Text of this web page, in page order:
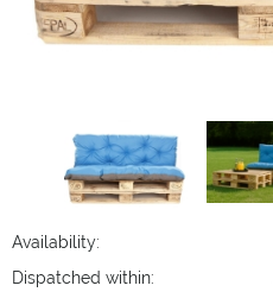
Availability:
Dispatched within: